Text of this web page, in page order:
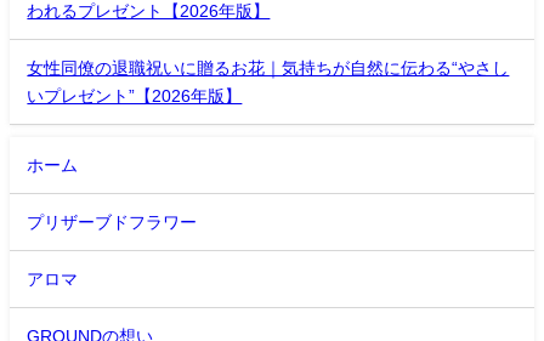
われるプレゼント【2026年版】
女性同僚の退職祝いに贈るお花｜気持ちが自然に伝わる“やさし
いプレゼント”【2026年版】
ホーム
プリザーブドフラワー
アロマ
GROUNDの想い